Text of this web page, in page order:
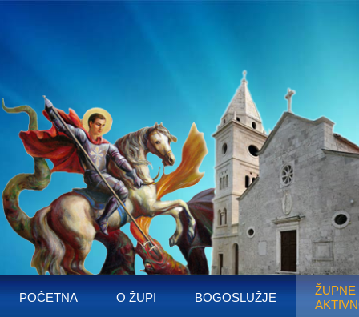
POČETNA O ŽUPI BOGOSLUŽJE
ŽUPNE